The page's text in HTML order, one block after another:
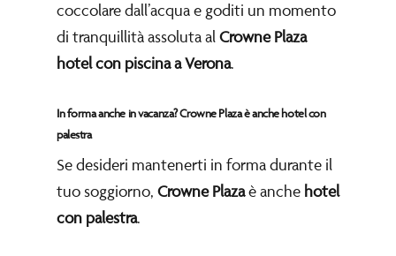
coccolare dall’acqua e goditi un momento
di tranquillità assoluta alCrowne Plaza
hotel con piscina a Verona.
In forma anche in vacanza? Crowne Plaza è anche hotel con
palestra
Se desideri mantenerti in forma durante il
tuo soggiorno, Crowne Plazaè anche hotel
con palestra.